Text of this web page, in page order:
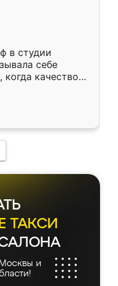
в студии
себе
когда качеством
уже почти
ТАКСИ
и